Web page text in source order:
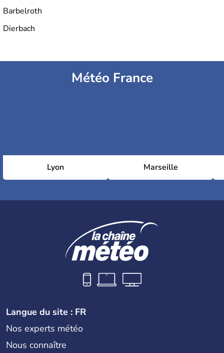
Barbelroth
Dierbach
Météo France
Lyon Marseille
Langue du site : FR
Nos experts météo
Nous connaître